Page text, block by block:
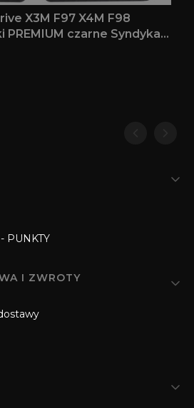
X3M F97 X4M F98
czarne Syndykat
PUNKTY
I ZWROTY